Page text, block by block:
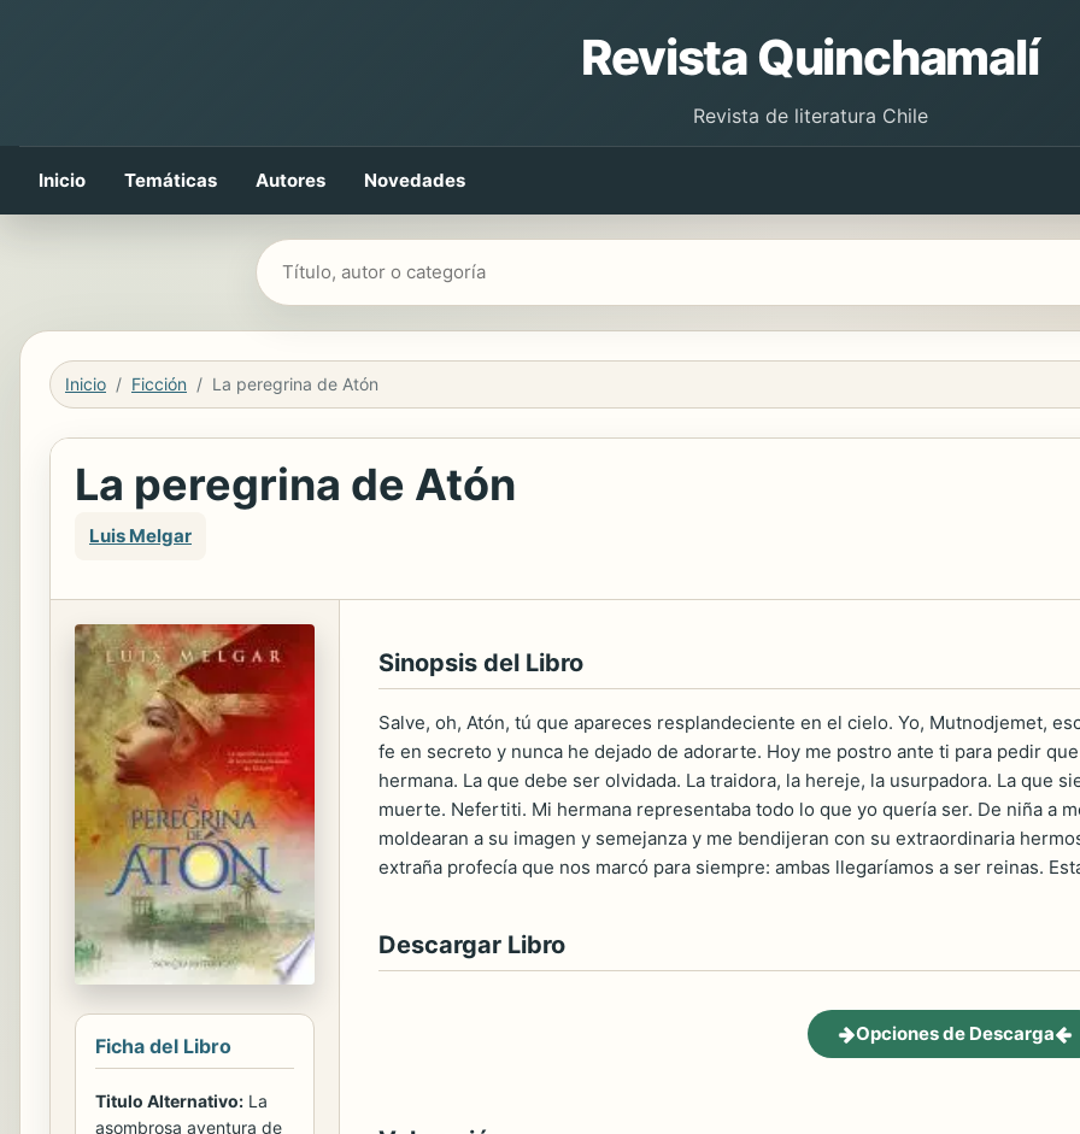
Revista Quinchamalí
Revista de literatura Chile
Inicio Temáticas Autores Novedades
Buscar libros
Inicio Ficción La peregrina de Atón
La peregrina de Atón
Luis Melgar
Ficha del Libro
Titulo Alternativo: La
asombrosa aventura de
Sinopsis del Libro
Salve, oh, Atón, tú que apareces resplandeciente en el cielo. Yo, Mutnodjemet,
fe en secreto y nunca he dejado de adorarte. Hoy me postro ante ti para pedir
hermana. La que debe ser olvidada. La traidora, la hereje, la usurpadora. La que
muerte. Nefertiti. Mi hermana representaba todo lo que yo quería ser. De niña a
moldearan a su imagen y semejanza y me bendijeran con su extraordinaria
extraña profecía que nos marcó para siempre: ambas llegaríamos a ser reinas.
Descargar Libro
Opciones de Descarga